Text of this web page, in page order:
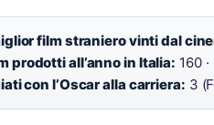
film straniero vinti dal
prodotti all’anno in Italia: 160 ·
con l’Oscar alla carriera: 3